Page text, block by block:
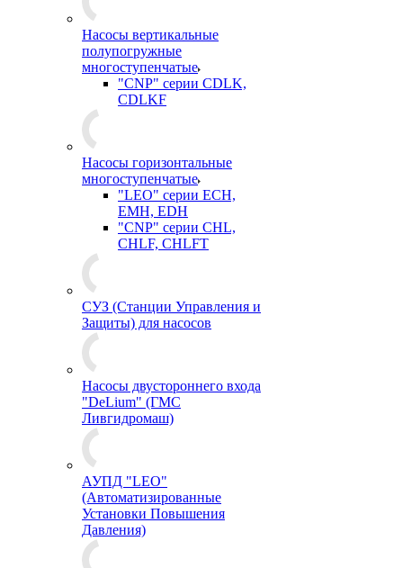
Насосы вертикальные
полупогружные
многоступенчатые
"CNP" серии CDLK,
CDLKF
Насосы горизонтальные
многоступенчатые
"LEO" серии ECH,
EMH, EDH
"CNP" серии CHL,
CHLF, CHLFT
СУЗ (Станции Управления и
Защиты) для насосов
Насосы двустороннего входа
"DeLium" (ГМС
Ливгидромаш)
АУПД "LEO"
(Автоматизированные
Установки Повышения
Давления)